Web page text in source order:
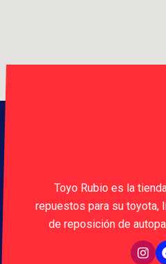
Toyo Rubio es la
repuestos para su toyota,
de reposición de